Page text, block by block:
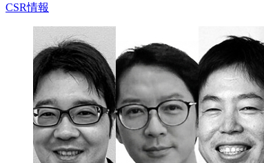
CSR情報